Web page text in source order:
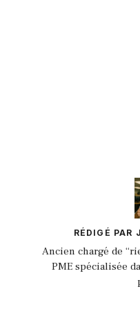
RÉDIGÉ PAR
Ancien chargé de
PME spécialisée